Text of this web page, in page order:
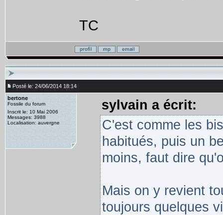
TC
Posté le: 24/06/2014 18:14
bertone
Fossile du forum
Inscrit le: 10 Mai 2006
Messages: 3988
Localisation: auvergne
sylvain a écrit:
C'est comme les
habitués, puis un
moins, faut dire
Mais on y revient
toujours quelques